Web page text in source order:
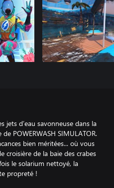
jets d’eau savonneuse dans la
POWERWASH SIMULATOR.
bien méritées... où vous
croisière de la baie des crabes
le solarium nettoyé, la
propreté !